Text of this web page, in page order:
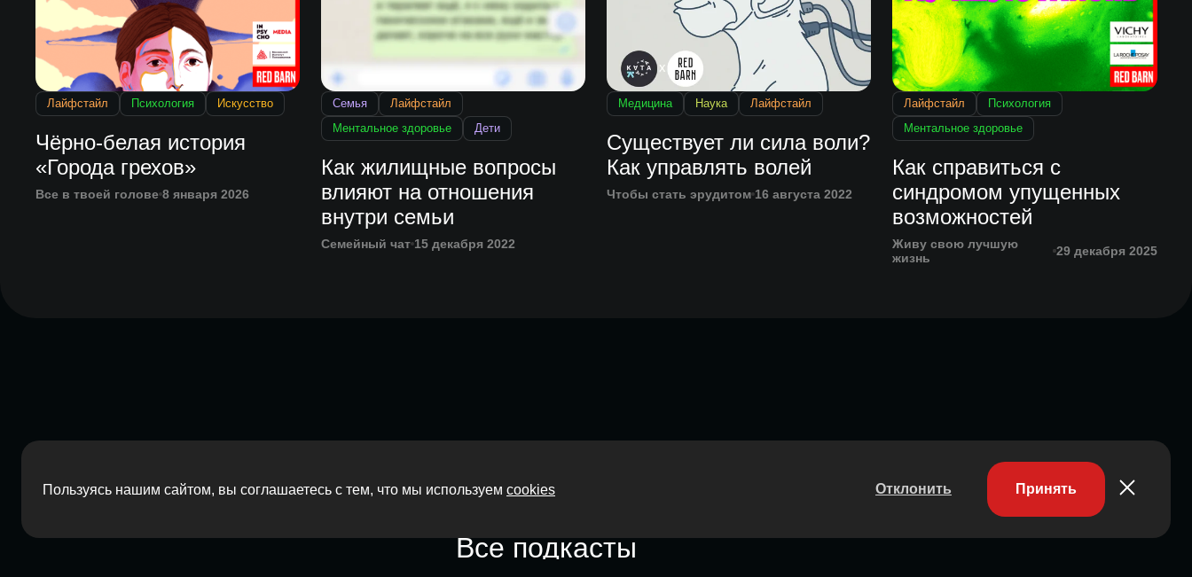
Лайфстайл Психология Искусство
Чёрно-белая история
«Города грехов»
Все в твоей голове 8 января 2026
Семья
Лайфстайл
Ментальное здоровье
Дети
Как жилищные вопросы
влияют на отношения
внутри семьи
Семейный чат 15 декабря 2022
Медицина Наука Лайфстайл
Существует ли сила воли?
Как управлять волей
Чтобы стать эрудитом 16 августа 2022
Лайфстайл
Психология
Ментальное здоровье
Как справиться с
синдромом упущенных
возможностей
Живу свою лучшую
жизнь
29 декабря 2025
Главная
Все подкасты
Пользуясь нашим сайтом, вы соглашаетесь с тем, что мы используем cookies Отклонить Принять